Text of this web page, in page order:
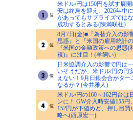
米ドル/円は150円を試す展
安は終焉を迎え、2026年中
があってもサプライズでは
成功するとみる(陳満咲杜)
8月7日(金)■『為替介入の影
思惑』と『米国の雇用統計
『米国の金融政策への思惑(
視)』に注目！(羊飼い)
日米協調介入の影響で円は
いそうだが、米ドル/円の円
えない！9月日銀会合がター
なるか？(今井雅人)
米ドル/円の160～162円台は
ンに！ GW介入時安値155円
152円が下値めど、押し目
略へ(西原宏一)